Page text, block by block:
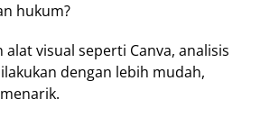
hukum?
visual seperti Canva, analisis
dengan lebih mudah,